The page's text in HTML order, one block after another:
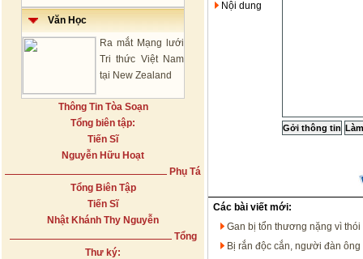
Văn Học
Ra mắt Mạng lưới
Tri thức Việt Nam
tại New Zealand
Thông Tin Tòa Soạn
Tổng biên tập:
Tiến Sĩ
Nguyễn Hữu Hoạt
Phụ Tá
Tổng Biên Tập
Tiến Sĩ
Nhật Khánh Thy Nguyễn
Tổng
Thư ký:
Nội dung
Các bài viết mới:
Gan bị tổn thương nặng vì
Bị rắn độc cắn, người đàn